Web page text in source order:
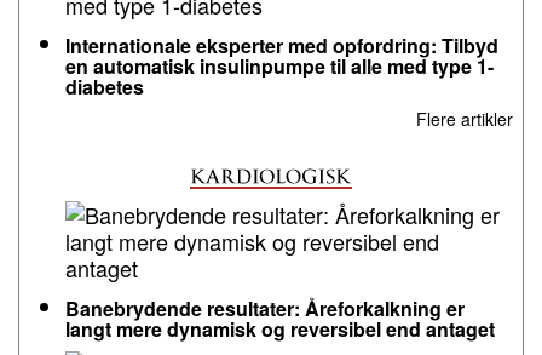
Internationale eksperter med opfordring: Tilbyd
en automatisk insulinpumpe til alle med type 1-
diabetes
Flere artikler
Banebrydende resultater: Åreforkalkning er
langt mere dynamisk og reversibel end antaget